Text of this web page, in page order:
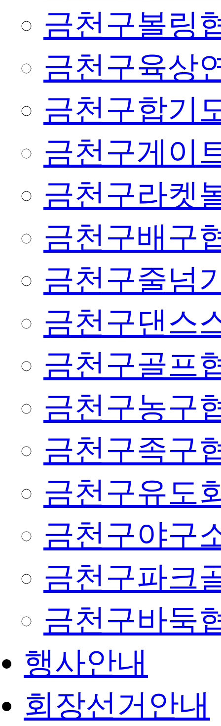
금천구볼링
금천구육상
금천구합기
금천구게이
금천구라켓
금천구배구
금천구줄넘
금천구댄스
금천구골프
금천구농구
금천구족구
금천구유도
금천구야구
금천구파크
금천구바둑
행사안내
회장선거안내